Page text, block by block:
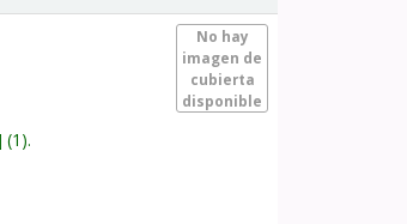
No hay
imagen de
cubierta
disponible
(1).